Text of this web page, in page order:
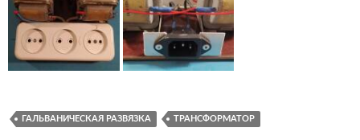
ГАЛЬВАНИЧЕСКАЯ РАЗВЯЗКА ТРАНСФОРМАТОР